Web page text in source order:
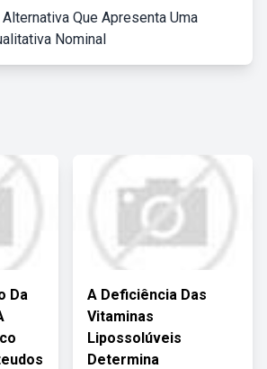
Que Apresenta Uma
Nominal
Da
A Deficiência Das
Vitaminas
Lipossolúveis
Determina